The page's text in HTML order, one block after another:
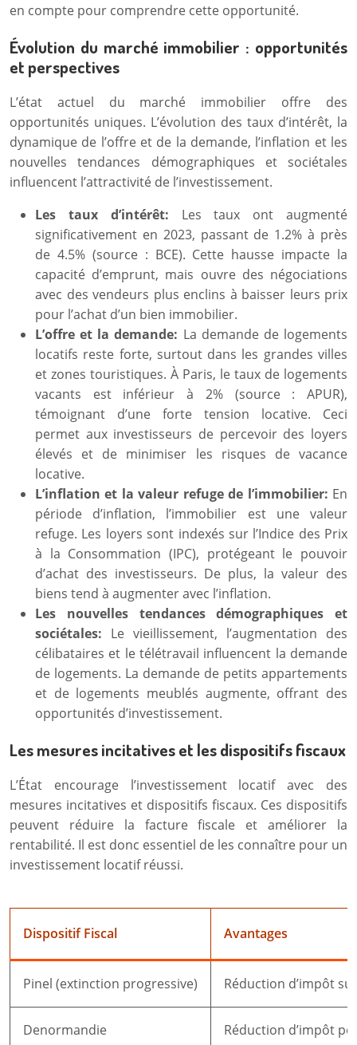
en compte pour comprendre cette opportunité.
Évolution du marché immobilier : opportunités
et perspectives
L’état actuel du marché immobilier offre des
opportunités uniques. L’évolution des taux d’intérêt, la
dynamique de l’offre et de la demande, l’inflation et les
nouvelles tendances démographiques et sociétales
influencent l’attractivité de l’investissement.
Les taux d’intérêt: Les taux ont augmenté
significativement en 2023, passant de 1.2% à près
de 4.5% (source : BCE). Cette hausse impacte la
capacité d’emprunt, mais ouvre des négociations
avec des vendeurs plus enclins à baisser leurs prix
pour l’achat d’un bien immobilier.
L’offre et la demande: La demande de logements
locatifs reste forte, surtout dans les grandes villes
et zones touristiques. À Paris, le taux de logements
vacants est inférieur à 2% (source : APUR),
témoignant d’une forte tension locative. Ceci
permet aux investisseurs de percevoir des loyers
élevés et de minimiser les risques de vacance
locative.
L’inflation et la valeur refuge de l’immobilier: En
période d’inflation, l’immobilier est une valeur
refuge. Les loyers sont indexés sur l’Indice des Prix
à la Consommation (IPC), protégeant le pouvoir
d’achat des investisseurs. De plus, la valeur des
biens tend à augmenter avec l’inflation.
Les nouvelles tendances démographiques et
sociétales: Le vieillissement, l’augmentation des
célibataires et le télétravail influencent la demande
de logements. La demande de petits appartements
et de logements meublés augmente, offrant des
opportunités d’investissement.
Les mesures incitatives et les dispositifs fiscaux
L’État encourage l’investissement locatif avec des
mesures incitatives et dispositifs fiscaux. Ces dispositifs
peuvent réduire la facture fiscale et améliorer la
rentabilité. Il est donc essentiel de les connaître pour un
investissement locatif réussi.
Dispositif Fiscal Avantages
Pinel (extinction progressive) Réduction d’impôt
Denormandie Réduction d’impôt